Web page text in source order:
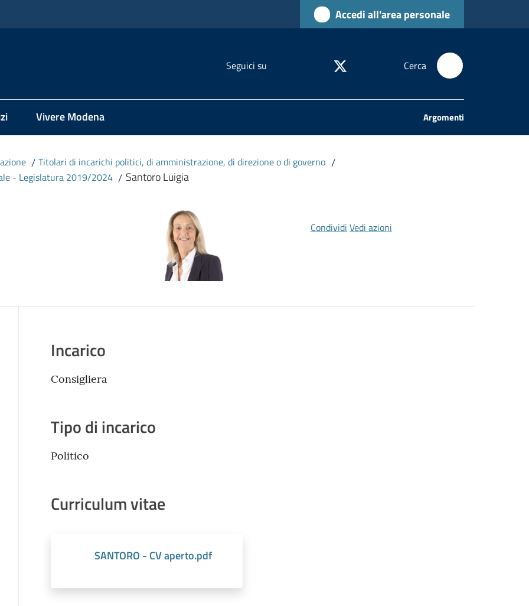
Accedi all'area personale
Seguici su Cerca
Vivere Modena Argomenti
/ Titolari di incarichi politici, di amministrazione, di direzione o di governo /
- Legislatura 2019/2024 / Santoro Luigia
Condividi Vedi azioni
Incarico
Consigliera
Tipo di incarico
Politico
Curriculum vitae
SANTORO - CV aperto.pdf